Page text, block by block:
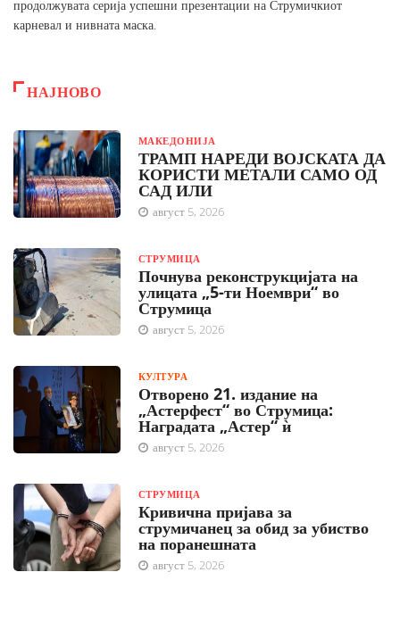
продолжувата серија успешни презентации на Струмичкиот
карневал и нивната маска.
НАЈНОВО
МАКЕДОНИЈА
ТРАМП НАРЕДИ ВОЈСКАТА ДА
КОРИСТИ МЕТАЛИ САМО ОД
САД ИЛИ
август 5, 2026
СТРУМИЦА
Почнува реконструкцијата на
улицата „5-ти Ноември“ во
Струмица
август 5, 2026
КУЛТУРА
Отворено 21. издание на
„Астерфест“ во Струмица:
Наградата „Астер“ ѝ
август 5, 2026
СТРУМИЦА
Кривична пријава за
струмичанец за обид за убиство
на поранешната
август 5, 2026